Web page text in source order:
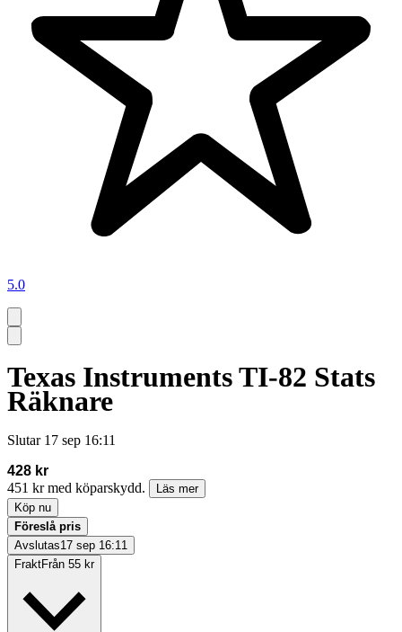
5.0
Texas Instruments TI-82 Stats
Räknare
Slutar 17 sep 16:11
428 kr
451 kr med köparskydd.
Läs mer
Köp nu
Föreslå pris
Avslutas17 sep 16:11
FraktFrån 55 kr